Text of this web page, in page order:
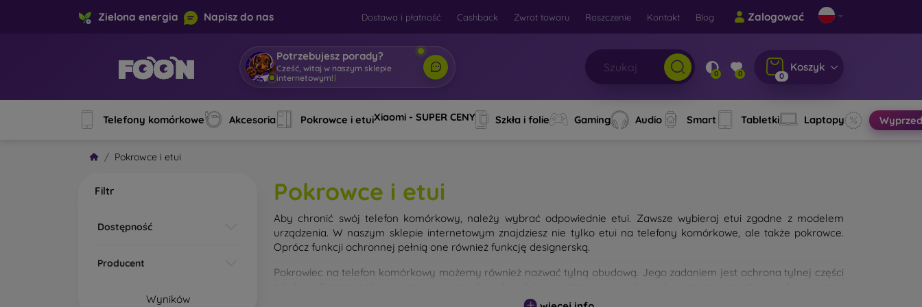
Zielona energia Napisz do nas Dostawa i płatność Cashback Zwrot towaru Roszczenie Kontakt Blog Zalogować
Potrzebujesz porady?
Cześć, witaj w naszym sklepie
internetowym! | 0 0 0
Koszyk
Telefony komórkowe Akcesoria Pokrowce i etuiXiaomi - SUPER CENY Szkła i folie Gaming Audio Smart Tabletki Laptopy
Pokrowce i etui
Filtr
Dostępność
Producent
Wyników
Pokrowce i etui
Aby chronić swój telefon komórkowy, należy wybrać odpowiednie etui. Zawsze wybieraj etui zgodne z modelem
urządzenia. W naszym sklepie internetowym znajdziesz nie tylko etui na telefony komórkowe, ale także pokrowce.
Oprócz funkcji ochronnej pełnią one również funkcję designerską.
Pokrowiec na telefon komórkowy możemy również nazwać tylną obudową. Jego zadaniem jest ochrona tylnej części